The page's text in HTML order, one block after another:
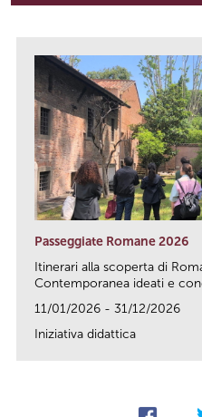
Passeggiate Romane 2026
Itinerari alla scoperta di
Contemporanea ideati e
11/01/2026 - 31/12/2026
Iniziativa didattica